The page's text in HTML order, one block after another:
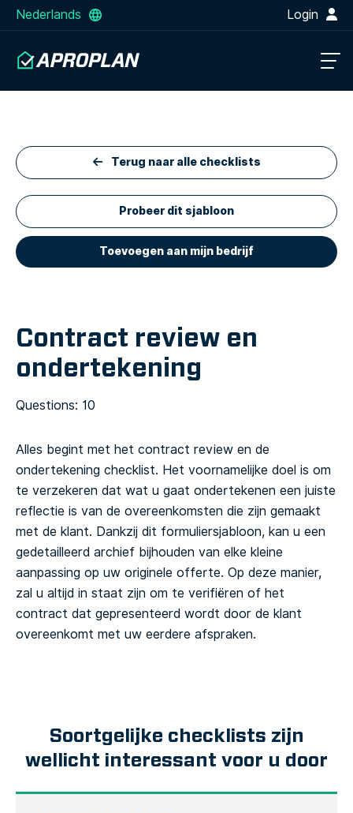
Nederlands Login
Terug naar alle checklists
Probeer dit sjabloon
Toevoegen aan mijn bedrijf
Contract review en
ondertekening
Questions: 10
Alles begint met het contract review en de
ondertekening checklist. Het voornamelijke doel is om
te verzekeren dat wat u gaat ondertekenen een juiste
reflectie is van de overeenkomsten die zijn gemaakt
met de klant. Dankzij dit formuliersjabloon, kan u een
gedetailleerd archief bijhouden van elke kleine
aanpassing op uw originele offerte. Op deze manier,
zal u altijd in staat zijn om te verifiëren of het
contract dat gepresenteerd wordt door de klant
overeenkomt met uw eerdere afspraken.
Soortgelijke checklists zijn
wellicht interessant voor u door